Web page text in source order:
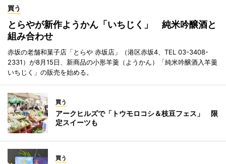
買う
とらやが新作ようかん「いちじく」 純米吟醸酒と
組み合わせ
赤坂の老舗和菓子店「とらや 赤坂店」（港区赤坂4、TEL 03-3408-
2331）が8月15日、新商品の小形羊羹（ようかん）「純米吟醸酒入羊羹
いちじく」の販売を始める。
買う
アークヒルズで「トウモロコシ＆枝豆フェス」 限
定スイーツも
買う